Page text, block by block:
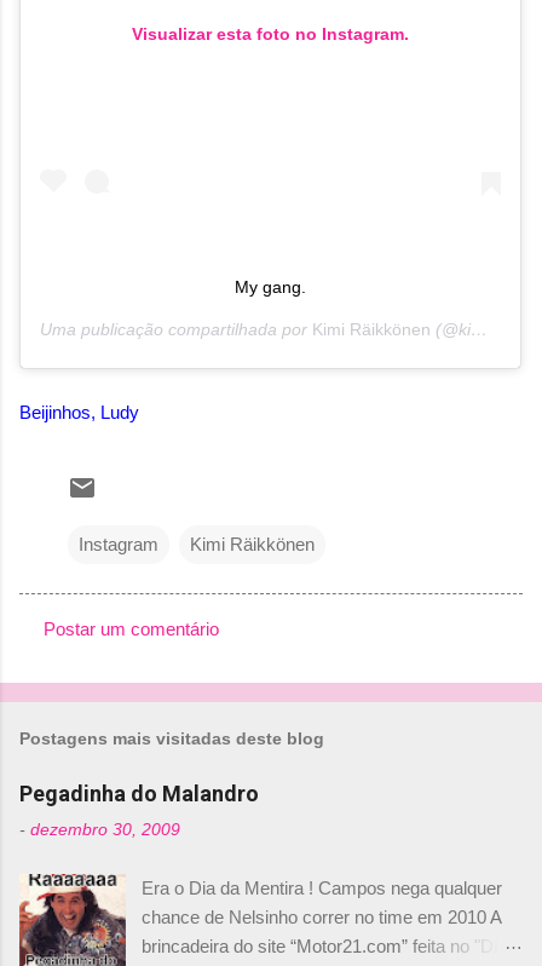
Visualizar esta foto no Instagram.
My gang.
Uma publicação compartilhada por Kimi Räikkönen (@kimimatiasraikkonen) em
Beijinhos, Ludy
Instagram Kimi Räikkönen
o
n
t
r
i
o
Postar um comentário
Postagens mais visitadas deste blog
Pegadinha do Malandro
- dezembro 30, 2009
Era o Dia da Mentira ! Campos nega qualquer
chance de Nelsinho correr no time em 2010 A
brincadeira do site “Motor21.com” feita no "Día